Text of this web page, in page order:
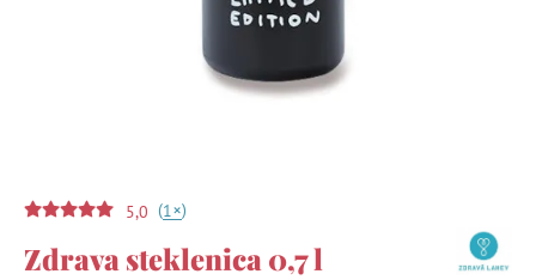
5,0 (1+)
Zdrava steklenica 0,7 l